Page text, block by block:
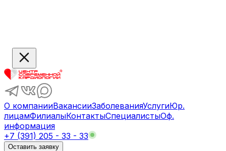
О компанииВакансииЗаболеванияУслугиЮр.
лицамФилиалыКонтактыСпециалистыОф.
информация
+7 (391) 205 - 33 - 33
Оставить заявку